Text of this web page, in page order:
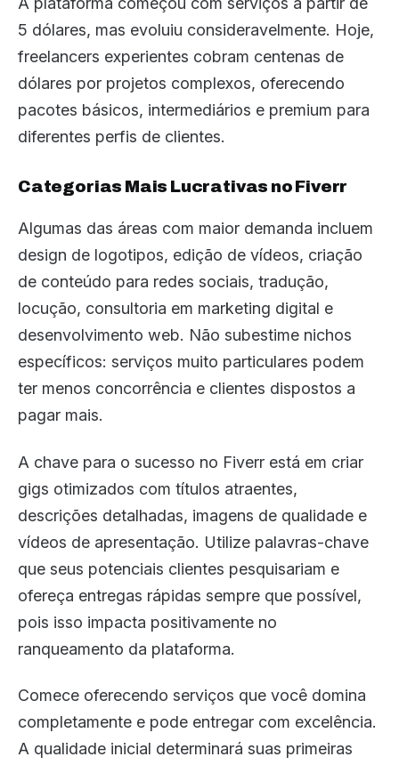
5 dólares, mas evoluiu consideravelmente. Hoje,
freelancers experientes cobram centenas de
dólares por projetos complexos, oferecendo
pacotes básicos, intermediários e premium para
diferentes perfis de clientes.
Categorias Mais Lucrativas no Fiverr
Algumas das áreas com maior demanda incluem
design de logotipos, edição de vídeos, criação
de conteúdo para redes sociais, tradução,
locução, consultoria em marketing digital e
desenvolvimento web. Não subestime nichos
específicos: serviços muito particulares podem
ter menos concorrência e clientes dispostos a
pagar mais.
A chave para o sucesso no Fiverr está em criar
gigs otimizados com títulos atraentes,
descrições detalhadas, imagens de qualidade e
vídeos de apresentação. Utilize palavras-chave
que seus potenciais clientes pesquisariam e
ofereça entregas rápidas sempre que possível,
pois isso impacta positivamente no
ranqueamento da plataforma.
Comece oferecendo serviços que você domina
completamente e pode entregar com excelência.
A qualidade inicial determinará suas primeiras